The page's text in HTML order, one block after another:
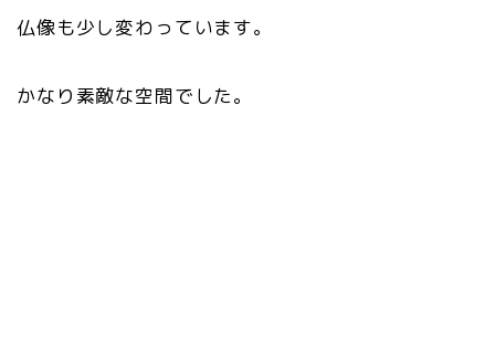
仏像も少し変わっています。
かなり素敵な空間でした。